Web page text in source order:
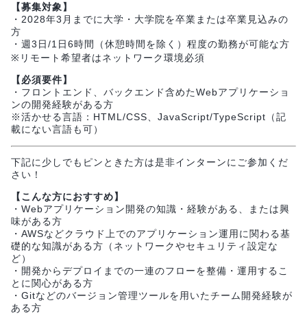
【募集対象】
・2028年3月までに大学・大学院を卒業または卒業見込みの
方
・週3日/1日6時間（休憩時間を除く）程度の勤務が可能な方
※リモート希望者はネットワーク環境必須
【必須要件】
・フロントエンド、バックエンド含めたWebアプリケーショ
ンの開発経験がある方
※活かせる言語：HTML/CSS、JavaScript/TypeScript（記
載にない言語も可）
下記に少しでもピンときた方は是非インターンにご参加くだ
さい！
【こんな方におすすめ】
・Webアプリケーション開発の知識・経験がある、または興
味がある方
・AWSなどクラウド上でのアプリケーション運用に関わる基
礎的な知識がある方（ネットワークやセキュリティ設定な
ど）
・開発からデプロイまでの一連のフローを整備・運用するこ
とに関心がある方
・Gitなどのバージョン管理ツールを用いたチーム開発経験が
ある方